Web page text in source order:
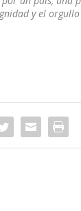
y el orgullo